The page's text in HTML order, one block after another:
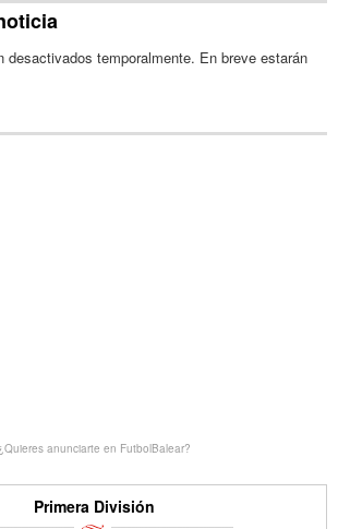
desactivados temporalmente. En breve estarán
¿Quieres anunciarte en FutbolBalear?
Primera División